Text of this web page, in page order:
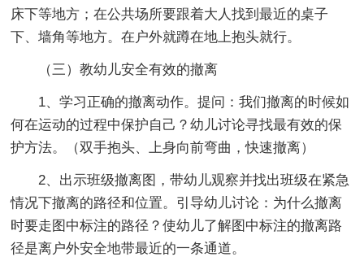
床下等地方；在公共场所要跟着大人找到最近的桌子
下、墙角等地方。在户外就蹲在地上抱头就行。
（三）教幼儿安全有效的撤离
1、学习正确的撤离动作。提问：我们撤离的时候如
何在运动的过程中保护自己？幼儿讨论寻找最有效的保
护方法。（双手抱头、上身向前弯曲，快速撤离）
2、出示班级撤离图，带幼儿观察并找出班级在紧急
情况下撤离的路径和位置。引导幼儿讨论：为什么撤离
时要走图中标注的路径？使幼儿了解图中标注的撤离路
径是离户外安全地带最近的一条通道。